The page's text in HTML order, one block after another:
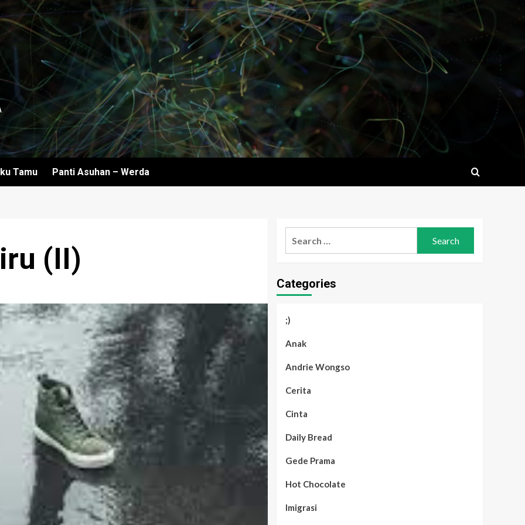
Tamu Panti Asuhan – Werda
(II)
Categories
;)
Anak
Andrie Wongso
Cerita
Cinta
Daily Bread
Gede Prama
Hot Chocolate
Imigrasi